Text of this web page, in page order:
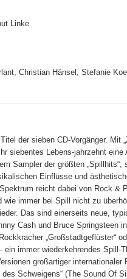
Linke
Christian Hänsel, Stefanie
der sieben CD-Vorgänger. Mit
siebentes Lebens-jahrzehnt eine
Sampler der größten „Spillhits“,
Einflüsse und
reicht dabei von Rock &
immer bei Spill nicht zu
Das sind einerseits neue,
Cash und Bruce Springsteen
„Großstadtgeflüster“
ein immer wiederkehrendes Spill-
großartiger internationaler
Schweigens“ (The Sound Of